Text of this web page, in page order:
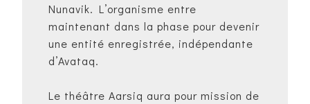
Nunavik. L’organisme entre
maintenant dans la phase pour devenir
une entité enregistrée, indépendante
d’Avataq.
Le théâtre Aarsiq aura pour mission de